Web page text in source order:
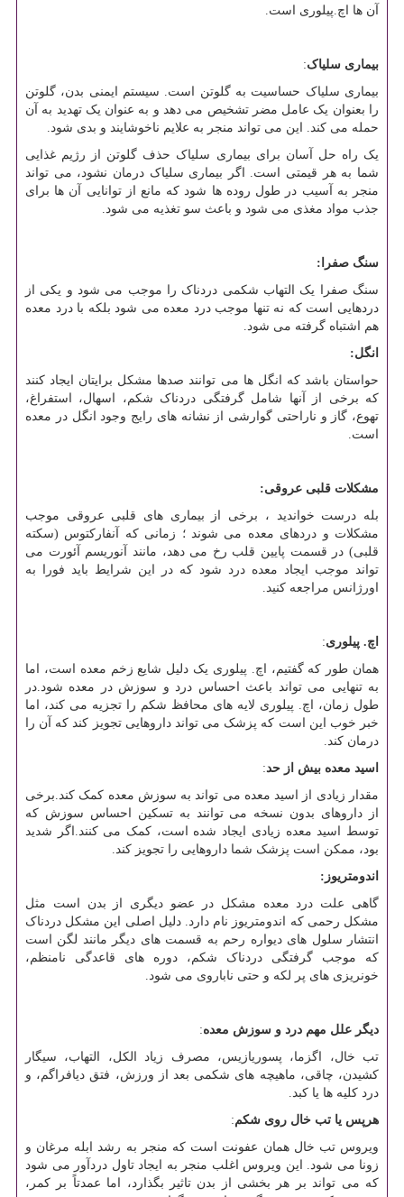
آن ها اچ.پیلوری است.
بیماری سلیاک:
بیماری سلیاک حساسیت به گلوتن است. سیستم ایمنی بدن، گلوتن
را بعنوان یک عامل مضر تشخیص می دهد و به عنوان یک تهدید به آن
حمله می کند. این می تواند منجر به علایم ناخوشایند و بدی شود.
یک راه حل آسان برای بیماری سلیاک حذف گلوتن از رژیم غذایی
شما به هر قیمتی است. اگر بیماری سلیاک درمان نشود، می تواند
منجر به آسیب در طول روده ها شود که مانع از توانایی آن ها برای
جذب مواد مغذی می شود و باعث سو تغذیه می شود.
سنگ صفرا:
سنگ صفرا یک التهاب شکمی دردناک را موجب می شود و یکی از
دردهایی است که نه تنها موجب درد معده می شود بلکه با درد معده
هم اشتباه گرفته می شود.
انگل:
حواستان باشد که انگل ها می توانند صدها مشکل برایتان ایجاد کنند
که برخی از آنها شامل گرفتگی دردناک شکم، اسهال، استفراغ،
تهوع، گاز و ناراحتی گوارشی از نشانه های رایج وجود انگل در معده
است.
مشکلات قلبی عروقی:
بله درست خواندید ، برخی از بیماری های قلبی عروقی موجب
مشکلات و دردهای معده می شوند ؛ زمانی که آنفارکتوس (سکته
قلبی) در قسمت پایین قلب رخ می دهد، مانند آنوریسم آئورت می
تواند موجب ایجاد معده درد شود که در این شرایط باید فورا به
اورژانس مراجعه کنید.
اچ. پیلوری:
همان طور که گفتیم، اچ. پیلوری یک دلیل شایع زخم معده است، اما
به تنهایی می تواند باعث احساس درد و سوزش در معده شود.در
طول زمان، اچ. پیلوری لایه های محافظ شکم را تجزیه می کند، اما
خبر خوب این است که پزشک می تواند داروهایی تجویز کند که آن را
درمان کند.
اسید معده بیش از حد:
مقدار زیادی از اسید معده می تواند به سوزش معده کمک کند.برخی
از داروهای بدون نسخه می توانند به تسکین احساس سوزش که
توسط اسید معده زیادی ایجاد شده است، کمک می کنند.اگر شدید
بود، ممکن است پزشک شما داروهایی را تجویز کند.
اندومتریوز:
گاهی علت درد معده مشکل در عضو دیگری از بدن است مثل
مشکل رحمی که اندومتریوز نام دارد. دلیل اصلی این مشکل دردناک
انتشار سلول های دیواره رحم به قسمت های دیگر مانند لگن است
که موجب گرفتگی دردناک شکم، دوره های قاعدگی نامنظم،
خونریزی های پر لکه و حتی ناباروی می شود.
دیگر علل مهم درد و سوزش معده:
تب خال، اگزما، پسوریازیس، مصرف زیاد الکل، التهاب، سیگار
کشیدن، چاقی، ماهیچه های شکمی بعد از ورزش، فتق دیافراگم، و
درد کلیه ها یا کبد.
هرپس یا تب خال روی شکم:
ویروس تب خال همان عفونت است که منجر به رشد ابله مرغان و
زونا می شود. این ویروس اغلب منجر به ایجاد تاول دردآور می شود
که می تواند بر هر بخشی از بدن تاثیر بگذارد، اما عمدتاً بر کمر،